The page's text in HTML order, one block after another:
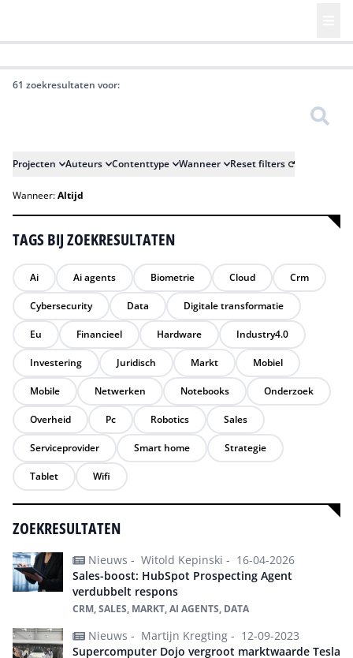
61 zoekresultaten voor:
Projecten Auteurs Contenttype Wanneer Reset filters
Wanneer:Altijd
ZOEKRESULTATEN
Nieuws - Witold Kepinski - 16-04-2026
Sales-boost: HubSpot Prospecting Agent
verdubbelt respons
CRM, SALES, MARKT, AI AGENTS, DATA
Nieuws - Martijn Kregting - 12-09-2023
Supercomputer Dojo vergroot marktwaarde Tesla
TAGS BIJ ZOEKRESULTATEN
Ai Ai agents Biometrie Cloud Crm
Cybersecurity Data Digitale transformatie
Eu Financieel Hardware Industry4.0
Investering Juridisch Markt Mobiel
Mobile Netwerken Notebooks Onderzoek
Overheid Pc Robotics Sales
Serviceprovider Smart home Strategie
Tablet Wifi